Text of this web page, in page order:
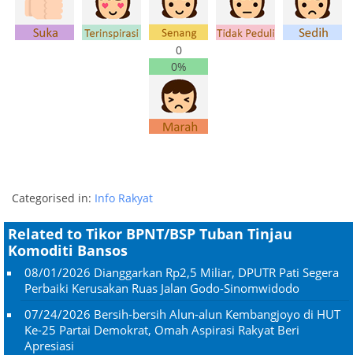
0
0%
Categorised in: Info Rakyat
Related to Tikor BPNT/BSP Tuban Tinjau
Komoditi Bansos
08/01/2026 Dianggarkan Rp2,5 Miliar, DPUTR Pati Segera
Perbaiki Kerusakan Ruas Jalan Godo-Sinomwidodo
07/24/2026 Bersih-bersih Alun-alun Kembangjoyo di HUT
Ke-25 Partai Demokrat, Omah Aspirasi Rakyat Beri
Apresiasi